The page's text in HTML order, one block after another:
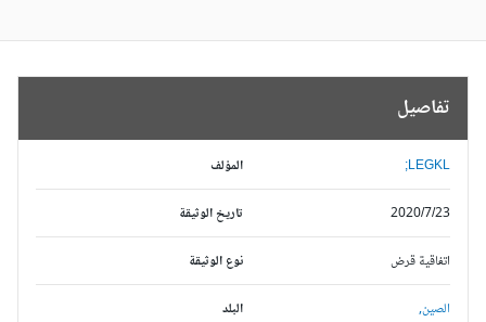
تفاصيل
المؤلف LEGKL;
تاريخ الوثيقة 2020/7/23
نوع الوثيقة اتفاقية قرض
البلد الصين,